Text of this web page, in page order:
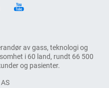
av gass, teknologi og
i 60 land, rundt 66 500
og pasienter.